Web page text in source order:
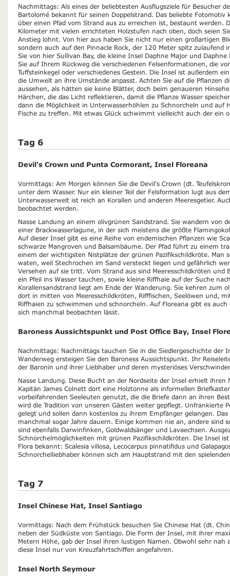
Nachmittags: Als eines der beliebtesten Ausflugsziele für Besucher
Bartolomé bekannt für seinen Doppelstrand. Das beliebte Fotomotiv
über einen Pfad vom Strand aus zu erreichen ist, bestaunt werden.
Kilometer mit vielen errichteten Holzstufen nach oben, doch seien
Anstieg lohnt. Von hier aus haben Sie nicht nur einen großartigen
sondern auch auf den Pinnacle Rock, der 120 Meter spitz zulaufend
Sie von hier Sullivan Bay, die kleine Insel Daphne Major und Daphne
Sie auf Ihrem Rückweg die verschiedenen Felsenformationen, die
Tuffsteinkegel oder verschiedenes Gestein. Die Insel ist außerdem
die Umwelt an ihre Umstände anpasst. Achten Sie auf die Pflanzen
aussehen, als hätten sie keine Blätter, doch beim genaueren
Härchen, die das Licht reflektieren, damit die Pflanze Wasser
dann die Möglichkeit in Unterwasserhöhlen zu Schnorcheln und auf
Fische zu treffen. Mit etwas Glück schwimmt vielleicht auch der ein
Tag 6
Devil's Crown und Punta Cormorant, Insel Floreana
Vormittags: Am Morgen können Sie die Devil's Crown (dt.
unter dem Wasser. Nur ein kleiner Teil der Felsformation lugt aus
Unterwasserwelt ist reich an Korallen und anderen Meeresgetier.
beobachtet werden.
Nasse Landung an einem olivgrünen Sandstrand. Sie wandern von
einer Brackwasserlagune, in der sich meistens die größte
Auf dieser Insel gibt es eine Reihe von endemischen Pflanzen wie
schwarze Mangroven und Balsambäume. Der Pfad führt zu einem
einem der wichtigsten Nistplätze der grünen Pazifikschildkröte. Man
waten, weil Stechrochen im Sand versteckt liegen und gefährlich
Versehen auf sie tritt. Vom Strand aus sind Meeresschildkröten und
ein Pfeil ins Wasser tauchen, sowie kleine Riffhaie auf der Suche
Korallensandstrand liegt am Ende der Wanderung. Sie kehren zum
dort in mitten von Meeresschildkröten, Rifffischen, Seelöwen und,
Riffhaien zu schwimmen und schnorcheln. Auf Floreana gibt es
sich manchmal beobachten lässt.
Baroness Aussichtspunkt und Post Office Bay, Insel
Nachmittags: Nachmittags tauchen Sie in die Siedlergeschichte der
Wanderweg ersteigen Sie den Baroness Aussichtspunkt. Ihr
der Baronin und ihrer Liebhaber und deren mysteriöses
Nasse Landung. Diese Bucht an der Nordseite der Insel erhielt
Kapitän James Colnett dort eine Holztonne als informellen
vorbeifahrenden Seeleuten genutzt, die die Briefe dann an ihren
wird die Tradition von unseren Gästen weiter gepflegt. Unfrankierte
gelegt und sollen dann kostenlos zu ihrem Empfänger gelangen.
manchmal sogar Jahre dauern. Einige kommen nie an, andere sind
sind ebenfalls Darwinfinken, Goldwaldsänger und Lavaechsen.
Schnorchelmöglichkeiten mit grünen Pazifikschildkröten. Die Insel
Flora bekannt: Scalesia villosa, Lecocarpus pinnatifidus und
Schnorchelliebhaber können sich am Hauptstrand mit den
Tag 7
Insel Chinese Hat, Insel Santiago
Vormittags: Nach dem Frühstück besuchen Sie Chinese Hat (dt.
neben der Südküste von Santiago. Die Form der Insel, mit ihrer
Metern Höhe, gab der Insel ihren lustigen Namen. Obwohl sehr nah
diese Insel nur von Kreuzfahrtschiffen angefahren.
Insel North Seymour